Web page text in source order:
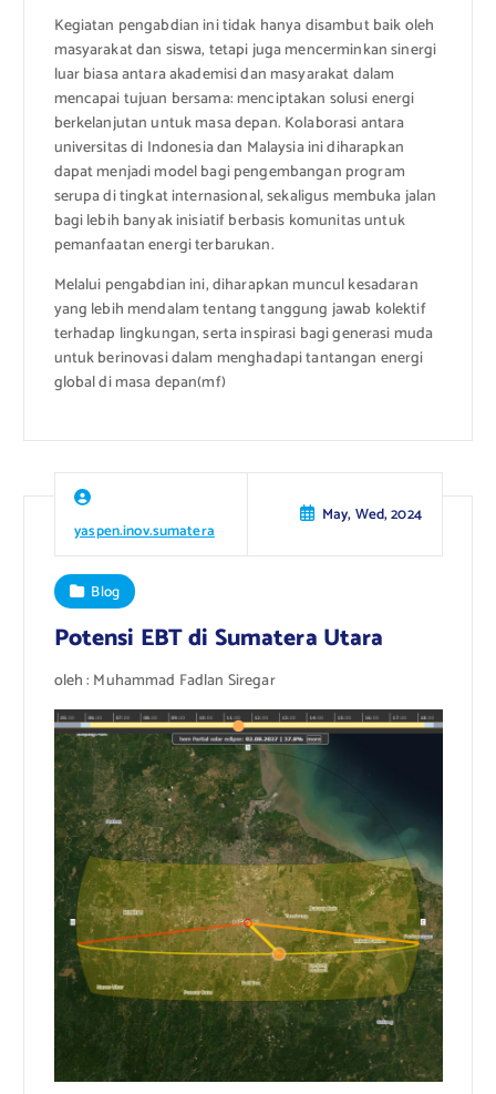
Kegiatan pengabdian ini tidak hanya disambut baik oleh
masyarakat dan siswa, tetapi juga mencerminkan sinergi
luar biasa antara akademisi dan masyarakat dalam
mencapai tujuan bersama: menciptakan solusi energi
berkelanjutan untuk masa depan. Kolaborasi antara
universitas di Indonesia dan Malaysia ini diharapkan
dapat menjadi model bagi pengembangan program
serupa di tingkat internasional, sekaligus membuka jalan
bagi lebih banyak inisiatif berbasis komunitas untuk
pemanfaatan energi terbarukan.
Melalui pengabdian ini, diharapkan muncul kesadaran
yang lebih mendalam tentang tanggung jawab kolektif
terhadap lingkungan, serta inspirasi bagi generasi muda
untuk berinovasi dalam menghadapi tantangan energi
global di masa depan(mf)
yaspen.inov.sumatera
May, Wed, 2024
Blog
Potensi EBT di Sumatera Utara
oleh : Muhammad Fadlan Siregar